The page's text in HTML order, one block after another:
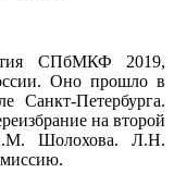
СПбМКФ 2019,
Оно прошло в
Санкт-Петербурга.
на второй
Шолохова. Л.Н.